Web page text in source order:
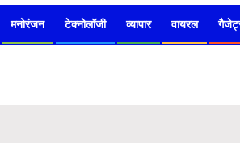
मनोरंजन टेक्नोलॉजी व्यापार वायरल